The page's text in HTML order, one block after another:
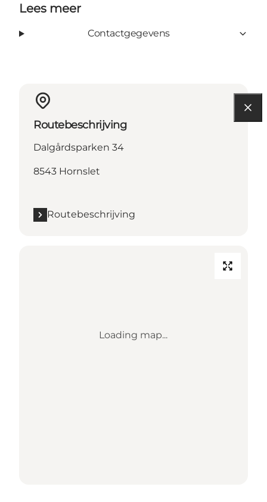
Lees meer
Contactgegevens
Routebeschrijving
Dalgårdsparken 34
8543 Hornslet
Routebeschrijving
Loading map...